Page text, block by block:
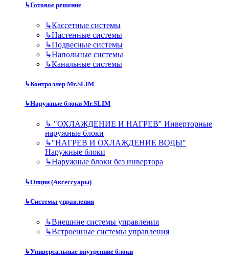
↳Готовое решение
↳Кассетные системы
↳Настенные системы
↳Подвесные системы
↳Напольные системы
↳Канальные системы
↳Контроллер Mr.SLIM
↳Наружные блоки Mr.SLIM
↳ "ОХЛАЖДЕНИЕ И НАГРЕВ" Инверторные
наружные блоки
↳"НАГРЕВ И ОХЛАЖДЕНИЕ ВОДЫ"
Наружные блоки
↳Наружные блоки без инвертора
↳Опции (Аксессуары)
↳Системы управления
↳Внешние системы управления
↳Встроенные системы управления
↳Универсальные внутренние блоки